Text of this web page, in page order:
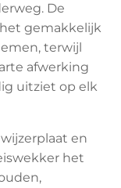
De
gemakkelijk
terwijl
afwerking
uitziet op elk
en
het